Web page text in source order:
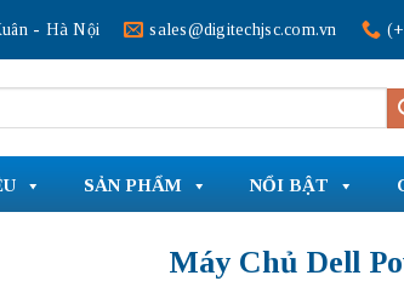
- Hà Nội sales@digitechjsc.com.vn
SẢN PHẨM NỔI BẬT
Máy Chủ Dell